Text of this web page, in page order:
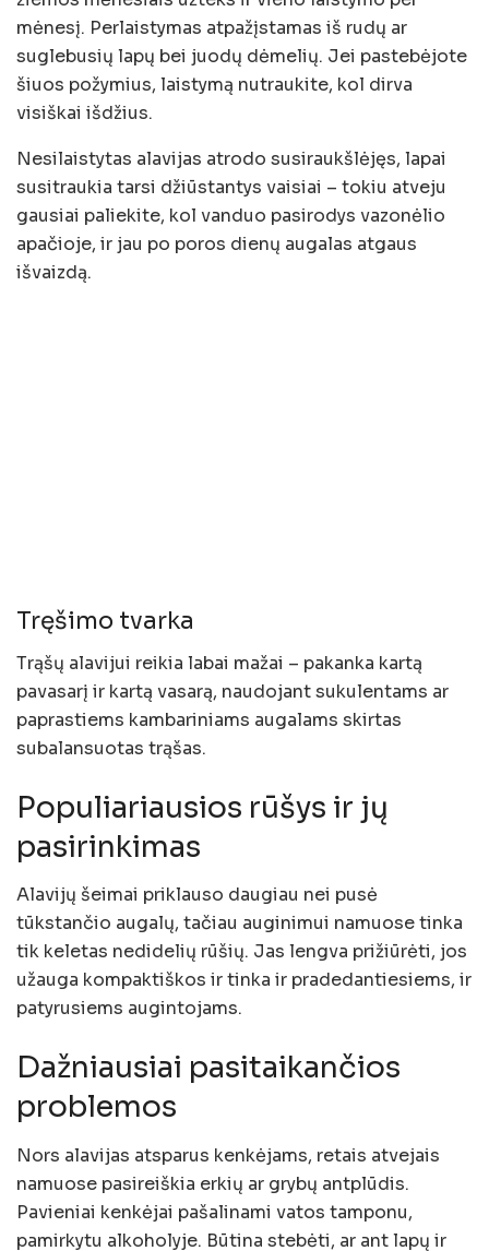
mėnesį. Perlaistymas atpažįstamas iš rudų ar
suglebusių lapų bei juodų dėmelių. Jei pastebėjote
šiuos požymius, laistymą nutraukite, kol dirva
visiškai išdžius.
Nesilaistytas alavijas atrodo susiraukšlėjęs, lapai
susitraukia tarsi džiūstantys vaisiai – tokiu atveju
gausiai paliekite, kol vanduo pasirodys vazonėlio
apačioje, ir jau po poros dienų augalas atgaus
išvaizdą.
Tręšimo tvarka
Trąšų alavijui reikia labai mažai – pakanka kartą
pavasarį ir kartą vasarą, naudojant sukulentams ar
paprastiems kambariniams augalams skirtas
subalansuotas trąšas.
Populiariausios rūšys ir jų
pasirinkimas
Alavijų šeimai priklauso daugiau nei pusė
tūkstančio augalų, tačiau auginimui namuose tinka
tik keletas nedidelių rūšių. Jas lengva prižiūrėti, jos
užauga kompaktiškos ir tinka ir pradedantiesiems, ir
patyrusiems augintojams.
Dažniausiai pasitaikančios
problemos
Nors alavijas atsparus kenkėjams, retais atvejais
namuose pasireiškia erkių ar grybų antplūdis.
Pavieniai kenkėjai pašalinami vatos tamponu,
pamirkytu alkoholyje. Būtina stebėti, ar ant lapų ir